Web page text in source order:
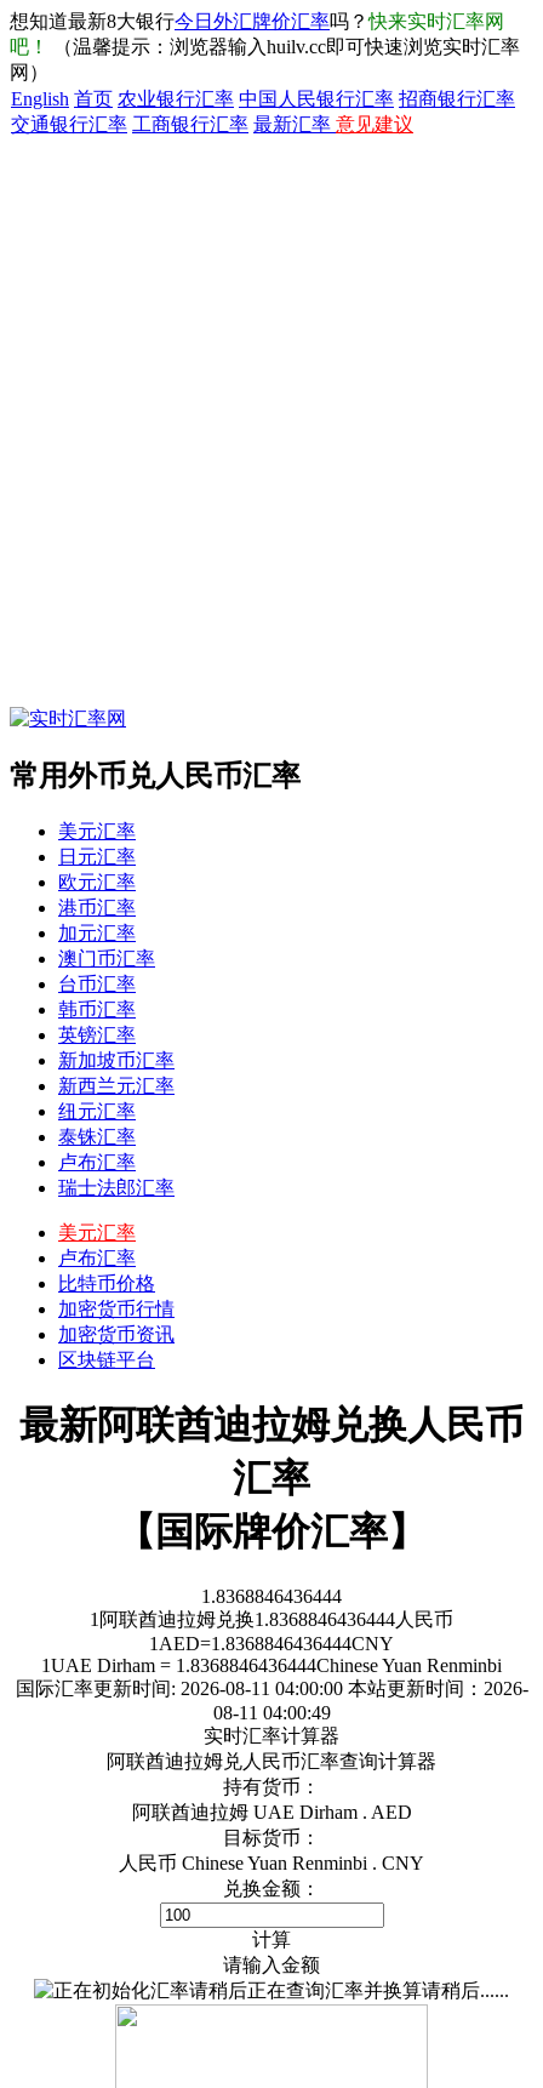
想知道最新8大银行今日外汇牌价汇率吗？快来实时汇率网
吧！
（温馨提示：浏览器输入huilv.cc即可快速浏览实时汇率
网）
English 首页 农业银行汇率 中国人民银行汇率 招商银行汇率
交通银行汇率 工商银行汇率 最新汇率 意见建议
常用外币兑人民币汇率
美元汇率
日元汇率
欧元汇率
港币汇率
加元汇率
澳门币汇率
台币汇率
韩币汇率
英镑汇率
新加坡币汇率
新西兰元汇率
纽元汇率
泰铢汇率
卢布汇率
瑞士法郎汇率
美元汇率
卢布汇率
比特币价格
加密货币行情
加密货币资讯
区块链平台
最新阿联酋迪拉姆兑换人民币
汇率
【国际牌价汇率】
1.8368846436444
1 阿联酋迪拉姆兑换1.8368846436444人民币
1 AED=1.8368846436444CNY
1UAE Dirham = 1.8368846436444Chinese Yuan Renminbi
国际汇率更新时间: 2026-08-11 04:00:00本站更新时间：2026-
08-11 04:00:49
实时汇率计算器
阿联酋迪拉姆兑人民币汇率查询计算器
持有货币：
阿联酋迪拉姆 UAE Dirham . AED
目标货币：
人民币 Chinese Yuan Renminbi . CNY
兑换金额：
计算
请输入金额
正在查询汇率并换算请稍后......